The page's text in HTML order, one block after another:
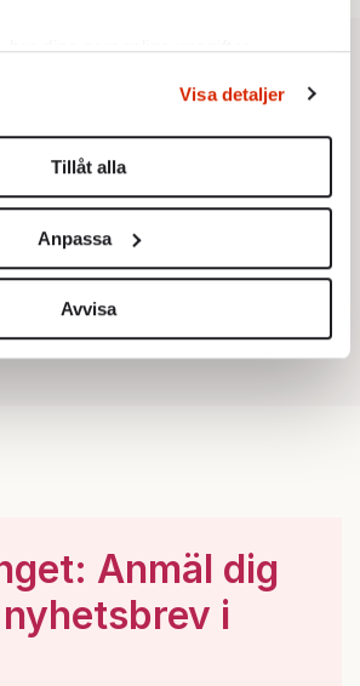
hur dina personliga uppgifter
dra tillbaka ditt samtycke när som
för att anpassa innehållet
analysera vår trafik. Vi
sådana identifierare och annan
enhet till de sociala medier och
som vi samarbetar med.
Visa detaljer
Tillåt alla
Anpassa
Avvisa
Anmäl dig
i